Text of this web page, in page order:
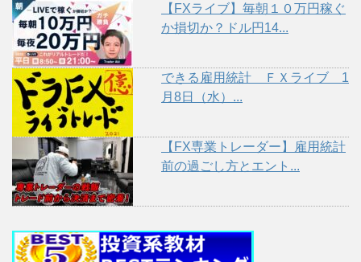
【FXライブ】毎朝１０万円稼ぐ
か損切か？ドル円14...
できる雇用統計 ＦＸライブ 1
月8日（水）...
【FX専業トレーダー】雇用統計
前の過ごし方とエント...